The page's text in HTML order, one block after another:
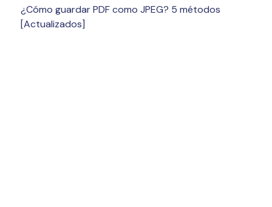
¿Cómo guardar PDF como JPEG? 5 métodos
[Actualizados]